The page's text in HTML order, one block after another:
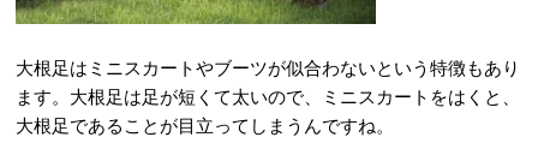
大根足はミニスカートやブーツが似合わないという特徴もあり
ます。大根足は足が短くて太いので、ミニスカートをはくと、
大根足であることが目立ってしまうんですね。